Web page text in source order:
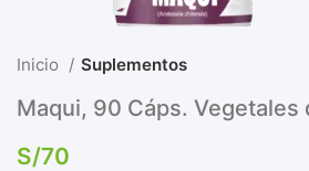
Inicio Suplementos
Maqui, 90 Cáps. Vegetales
S/70